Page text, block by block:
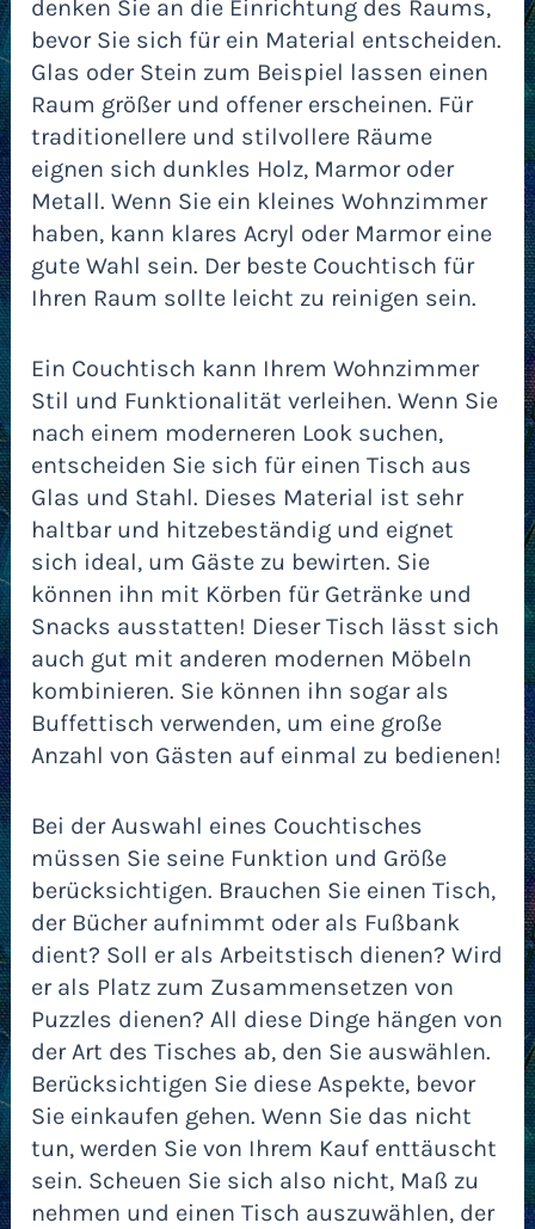
denken Sie an die Einrichtung des Raums,
bevor Sie sich für ein Material entscheiden.
Glas oder Stein zum Beispiel lassen einen
Raum größer und offener erscheinen. Für
traditionellere und stilvollere Räume
eignen sich dunkles Holz, Marmor oder
Metall. Wenn Sie ein kleines Wohnzimmer
haben, kann klares Acryl oder Marmor eine
gute Wahl sein. Der beste Couchtisch für
Ihren Raum sollte leicht zu reinigen sein.
Ein Couchtisch kann Ihrem Wohnzimmer
Stil und Funktionalität verleihen. Wenn Sie
nach einem moderneren Look suchen,
entscheiden Sie sich für einen Tisch aus
Glas und Stahl. Dieses Material ist sehr
haltbar und hitzebeständig und eignet
sich ideal, um Gäste zu bewirten. Sie
können ihn mit Körben für Getränke und
Snacks ausstatten! Dieser Tisch lässt sich
auch gut mit anderen modernen Möbeln
kombinieren. Sie können ihn sogar als
Buffettisch verwenden, um eine große
Anzahl von Gästen auf einmal zu bedienen!
Bei der Auswahl eines Couchtisches
müssen Sie seine Funktion und Größe
berücksichtigen. Brauchen Sie einen Tisch,
der Bücher aufnimmt oder als Fußbank
dient? Soll er als Arbeitstisch dienen? Wird
er als Platz zum Zusammensetzen von
Puzzles dienen? All diese Dinge hängen von
der Art des Tisches ab, den Sie auswählen.
Berücksichtigen Sie diese Aspekte, bevor
Sie einkaufen gehen. Wenn Sie das nicht
tun, werden Sie von Ihrem Kauf enttäuscht
sein. Scheuen Sie sich also nicht, Maß zu
nehmen und einen Tisch auszuwählen, der